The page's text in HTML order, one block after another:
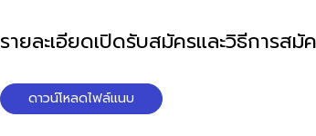
รายละเอียดเปิดรับสมัครและวิธีการส
ดาวน์โหลดไฟล์แนบ